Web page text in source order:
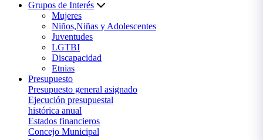
Grupos de Interés
Mujeres
Niños,Niñas y Adolescentes
Juventudes
LGTBI
Discapacidad
Etnias
Presupuesto
Presupuesto general asignado
Ejecución presupuestal
histórica anual
Estados financieros
Concejo Municipal